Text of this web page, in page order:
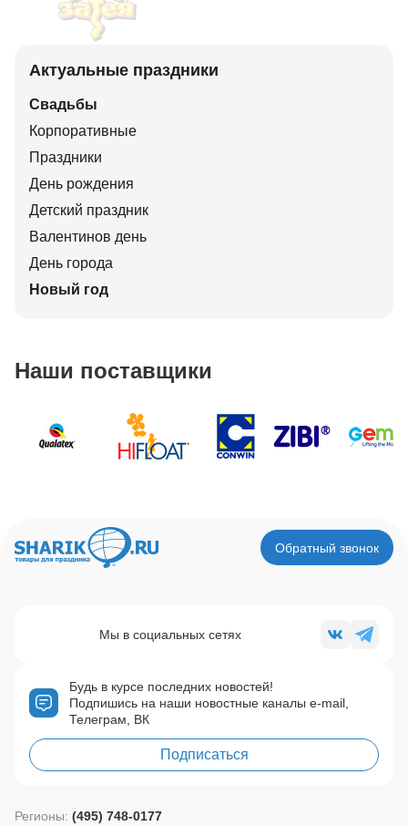
Актуальные праздники
Свадьбы
Корпоративные
Праздники
День рождения
Детский праздник
Валентинов день
День города
Новый год
Наши поставщики
Обратный звонок
Будь в курсе последних новостей!
Подпишись на наши новостные каналы e-mail,
Телеграм, ВК
Подписаться
Мы в социальных сетях
Регионы: (495) 748-0177